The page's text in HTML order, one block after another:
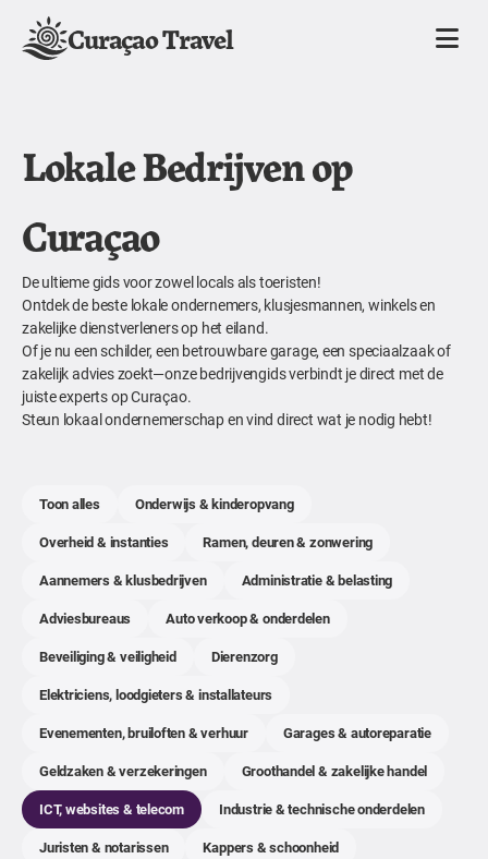
Curaçao Travel
Lokale Bedrijven op
Curaçao
De ultieme gids voor zowel locals als toeristen!
Ontdek de beste lokale ondernemers, klusjesmannen, winkels en
zakelijke dienstverleners op het eiland.
Of je nu een schilder, een betrouwbare garage, een speciaalzaak of
zakelijk advies zoekt—onze bedrijvengids verbindt je direct met de
juiste experts op Curaçao.
Steun lokaal ondernemerschap en vind direct wat je nodig hebt!
Toon alles
Onderwijs & kinderopvang
Overheid & instanties
Ramen, deuren & zonwering
Aannemers & klusbedrijven
Administratie & belasting
Adviesbureaus
Auto verkoop & onderdelen
Beveiliging & veiligheid
Dierenzorg
Elektriciens, loodgieters & installateurs
Evenementen, bruiloften & verhuur
Garages & autoreparatie
Geldzaken & verzekeringen
Groothandel & zakelijke handel
ICT, websites & telecom
Industrie & technische onderdelen
Juristen & notarissen
Kappers & schoonheid